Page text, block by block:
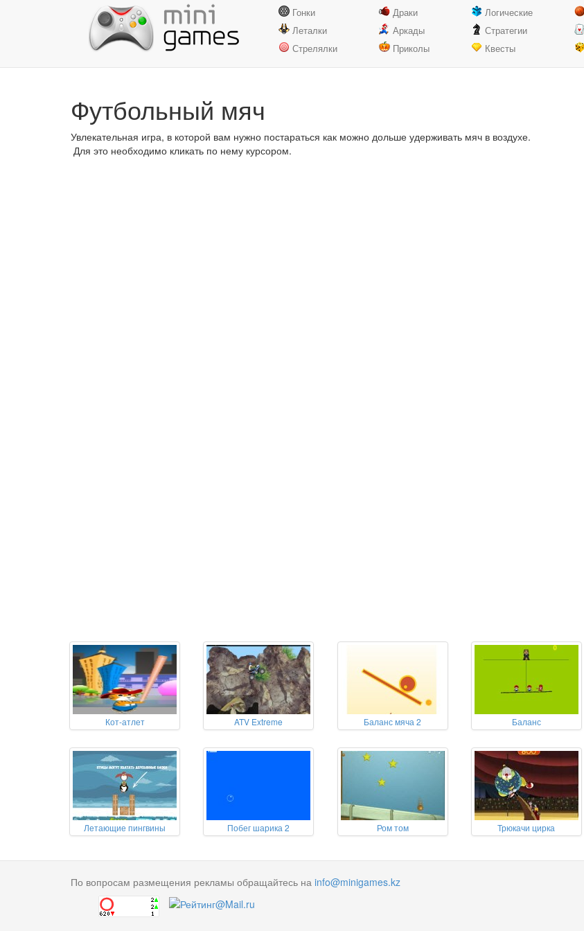
Гонки
Леталки
Стрелялки
Драки
Аркады
Приколы
Логические
Стратегии
Квесты
Футбольный мяч
Увлекательная игра, в которой вам нужно постараться как можно дольше удерживать мяч в воздухе.
Для это необходимо кликать по нему курсором.
Кот-атлет ATV Extreme Баланс мяча 2 Баланс
Летающие пингвины Побег шарика 2 Ром том Трюкачи цирка
По вопросам размещения рекламы обращайтесь на info@minigames.kz